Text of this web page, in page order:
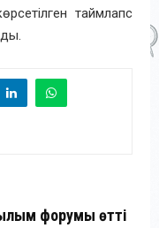
таймлапс
форумы өтті